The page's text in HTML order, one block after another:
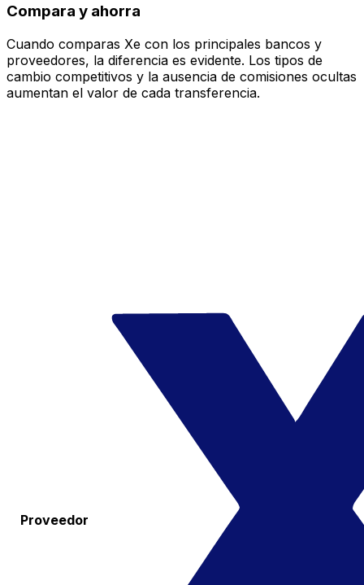
Compara y ahorra
Cuando comparas Xe con los principales bancos y
proveedores, la diferencia es evidente. Los tipos de
cambio competitivos y la ausencia de comisiones ocultas
aumentan el valor de cada transferencia.
Proveedor